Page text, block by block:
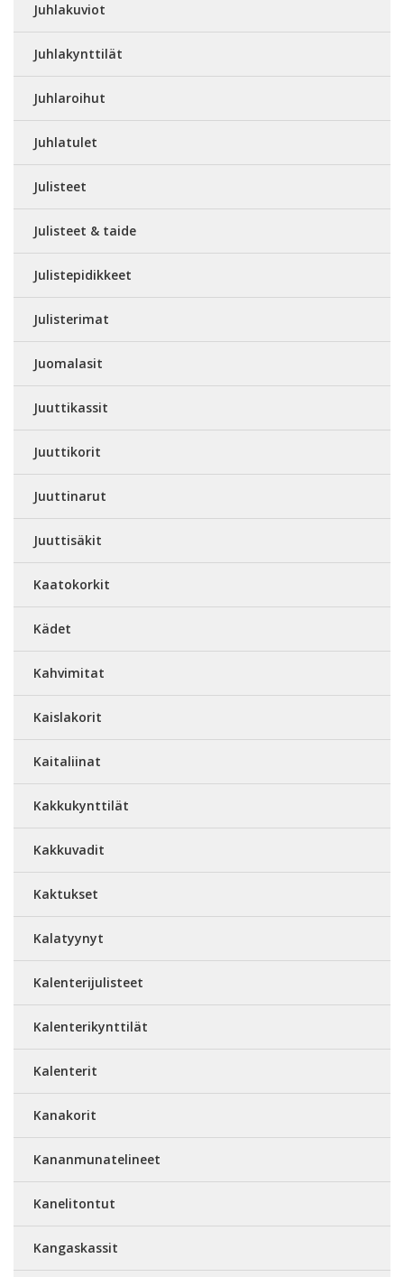
Juhlakuviot
Juhlakynttilät
Juhlaroihut
Juhlatulet
Julisteet
Julisteet & taide
Julistepidikkeet
Julisterimat
Juomalasit
Juuttikassit
Juuttikorit
Juuttinarut
Juuttisäkit
Kaatokorkit
Kädet
Kahvimitat
Kaislakorit
Kaitaliinat
Kakkukynttilät
Kakkuvadit
Kaktukset
Kalatyynyt
Kalenterijulisteet
Kalenterikynttilät
Kalenterit
Kanakorit
Kananmunatelineet
Kanelitontut
Kangaskassit